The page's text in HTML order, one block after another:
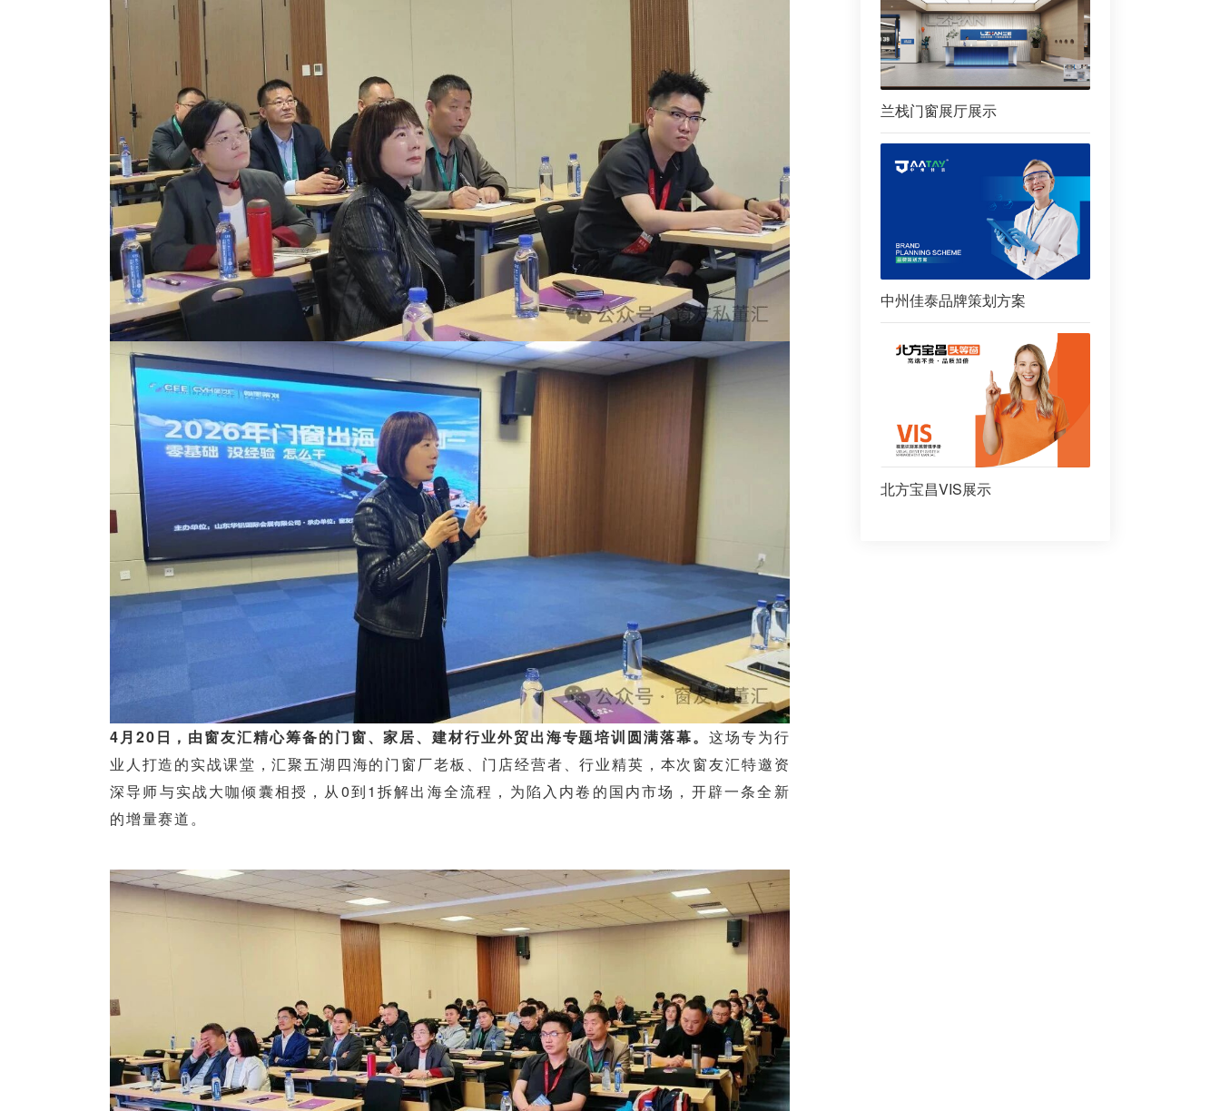
4月20日，由窗友汇精心筹备的门窗、家居、建材行业外贸出海专题培训圆满落幕。 这场专为行
业人打造的实战课堂，汇聚五湖四海的门窗厂老板、门店经营者、行业精英，本次窗友汇特邀资
深导师与实战大咖倾囊相授，从0到1拆解出海全流程，为陷入内卷的国内市场，开辟一条全新
的增量赛道。
兰栈门窗展厅展示
中州佳泰品牌策划方案
北方宝昌VIS展示